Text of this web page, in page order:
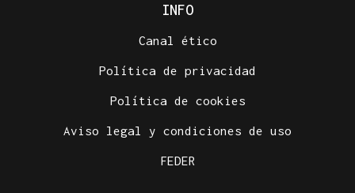
INFO
Canal ético
Política de privacidad
Política de cookies
Aviso legal y condiciones de uso
FEDER